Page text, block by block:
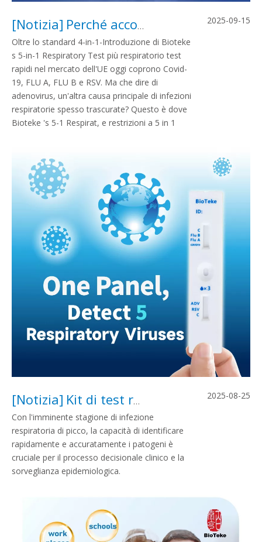
[Notizia] Perché accontentarti di 4 quando puoi controllare 5 in soli 15 minuti?
Oltre lo standard 4-in-1-Introduzione di Bioteke
s 5-in-1 Respiratory Test più respiratorio test
rapidi nel mercato dell'UE oggi coprono Covid-
19, FLU A, FLU B e RSV. Ma che dire di
adenovirus, un'altra causa principale di infezioni
respiratorie spesso trascurate? Questo è dove
Bioteke 's 5-1 Respirat, e restrizioni a 5 in 1
2025-09-15
[Notizia] Kit di test rapido antigene 5-in 1 respiratorio | Veloce 10-15 min
Con l'imminente stagione di infezione
respiratoria di picco, la capacità di identificare
rapidamente e accuratamente i patogeni è
cruciale per il processo decisionale clinico e la
sorveglianza epidemiologica.
2025-08-25